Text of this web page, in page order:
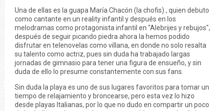
Una de ellas es la guapa María Chacón (la chofis) , quien debuto
como cantante en un reality infantil y después en los
melodramas como protagonista infantil en "Alebrijes y rebujos",
después de seguir picando piedra ahora la hemos podido
disfrutar en telenovelas como villana, en donde no solo resalta
su talento como actriz, pues sin duda ha trabajado largas
jornadas de gimnasio para tener una figura de ensueño, y sin
duda de ello lo presume constantemente con sus fans.
Sin duda la playa es uno de sus lugares favoritos para tomar un
tiempo de relajamiento y broncearse, pero esta vez lo hizo
desde playas Italianas, por lo que no dudo en compartir un poco